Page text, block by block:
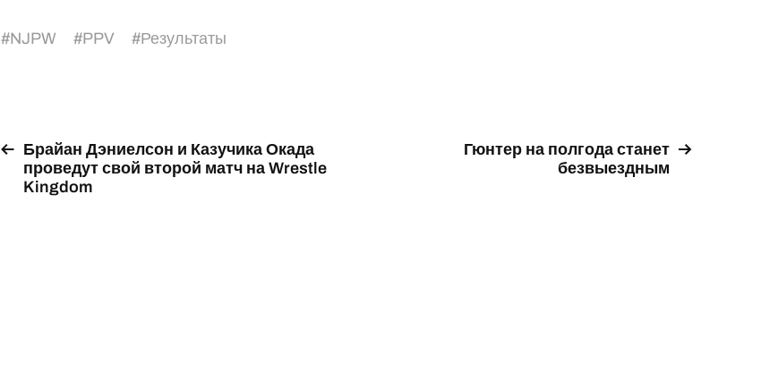
#NJPW #PPV #Результаты
Брайан Дэниелсон и Казучика Окада
проведут свой второй матч на Wrestle
Kingdom
Гюнтер на полгода станет
безвыездным